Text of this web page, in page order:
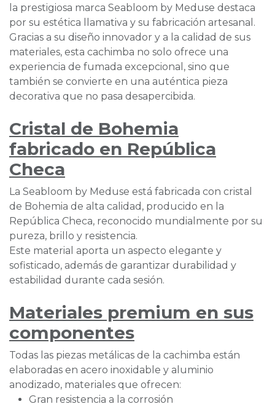
la prestigiosa marca Seabloom by Meduse destaca
por su estética llamativa y su fabricación artesanal.
Gracias a su diseño innovador y a la calidad de sus
materiales, esta cachimba no solo ofrece una
experiencia de fumada excepcional, sino que
también se convierte en una auténtica pieza
decorativa que no pasa desapercibida.
Cristal de Bohemia
fabricado en República
Checa
La Seabloom by Meduse está fabricada con cristal
de Bohemia de alta calidad, producido en la
República Checa, reconocido mundialmente por su
pureza, brillo y resistencia.
Este material aporta un aspecto elegante y
sofisticado, además de garantizar durabilidad y
estabilidad durante cada sesión.
Materiales premium en sus
componentes
Todas las piezas metálicas de la cachimba están
elaboradas en acero inoxidable y aluminio
anodizado, materiales que ofrecen:
Gran resistencia a la corrosión